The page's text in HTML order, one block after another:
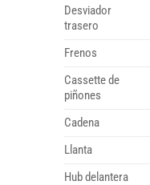
Desviador
trasero
Frenos
Cassette de
piñones
Cadena
Llanta
Hub delantera